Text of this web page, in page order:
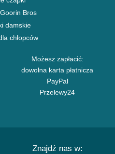
Bros
damskie
chłopców
Możesz zapłacić:
dowolna karta płatnicza
PayPal
Przelewy24
Znajdź nas w: